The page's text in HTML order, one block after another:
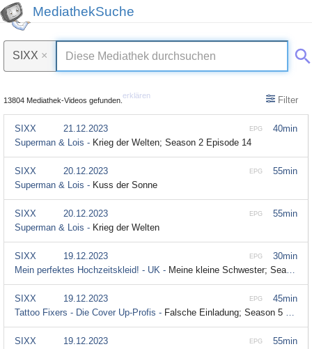
MediathekSuche
SIXX ×
13804 Mediathek-Videos gefunden.
erklären Filter
40min
EPG
SIXX
21.12.2023
Superman & Lois - Krieg der Welten; Season 2 Episode 14
55min
EPG
SIXX
20.12.2023
Superman & Lois - Kuss der Sonne
55min
EPG
SIXX
20.12.2023
Superman & Lois - Krieg der Welten
30min
EPG
SIXX
19.12.2023
Mein perfektes Hochzeitskleid! - UK - Meine kleine Schwester; Season 3 Episode 36
45min
EPG
SIXX
19.12.2023
Tattoo Fixers - Die Cover Up-Profis - Falsche Einladung; Season 5 Episode 14
55min
EPG
SIXX
19.12.2023